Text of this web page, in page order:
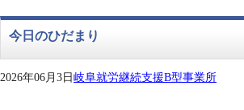
今日のひだまり
2026年06月3日岐阜就労継続支援B型事業所